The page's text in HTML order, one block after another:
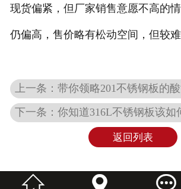
现货偏紧，但厂家销售意愿不高的
仍偏高，售价略有松动空间，但较难
上一条：带你领略201不锈钢板的
下一条：你知道316L不锈钢板该如
返回列表
  